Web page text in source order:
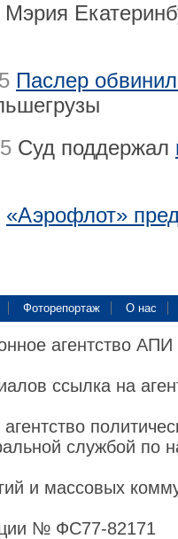
Мэрия
Паслер
Суд поддержал
«Аэрофлот»
Фоторепортаж О нас
агентство
ссылка на
службой по
и массовых
№ ФС77-82171